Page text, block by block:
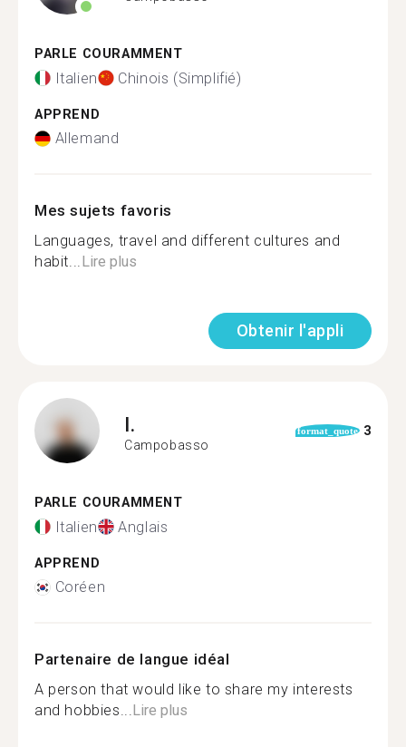
PARLE COURAMMENT
Italien Chinois (Simplifié)
APPREND
Allemand
Mes sujets favoris
Languages, travel and different cultures and
habit...Lire plus
Obtenir l'appli
I.
Campobasso
format_quote 3
PARLE COURAMMENT
Italien Anglais
APPREND
Coréen
Partenaire de langue idéal
A person that would like to share my interests
and hobbies...Lire plus